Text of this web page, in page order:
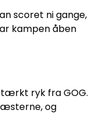
scoret ni gange,
kampen åben
ryk fra GOG.
og